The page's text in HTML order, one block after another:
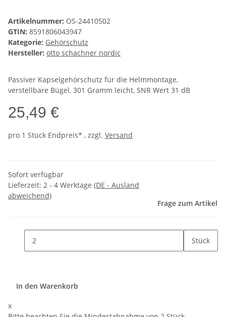
Artikelnummer: OS-24410502
GTIN: 8591806043947
Kategorie: Gehörschutz
Hersteller: otto schachner nordic
Passiver Kapselgehörschutz für die Helmmontage,
verstellbare Bügel, 301 Gramm leicht, SNR Wert 31 dB
25,49 €
pro 1 Stück Endpreis* , zzgl. Versand
Sofort verfügbar
Lieferzeit: 2 - 4 Werktage (DE - Ausland
abweichend)
Frage zum Artikel
Stück
In den Warenkorb
x